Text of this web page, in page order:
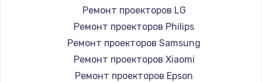
Ремонт проекторов LG
Ремонт проекторов Philips
Ремонт проекторов Samsung
Ремонт проекторов Xiaomi
Ремонт проекторов Epson